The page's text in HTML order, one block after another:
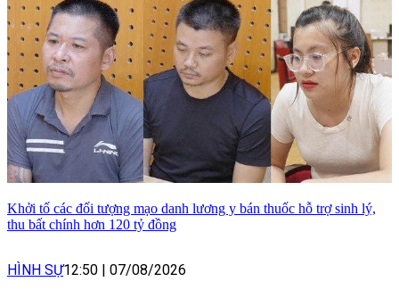
Khởi tố các đối tượng mạo danh lương y bán thuốc hỗ trợ sinh lý,
thu bất chính hơn 120 tỷ đồng
HÌNH SỰ12:50 07/08/2026